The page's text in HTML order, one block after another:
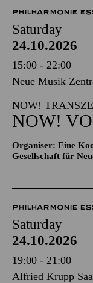
PHILHARMONIE
Saturday
24.10.2026
15:00 - 22:00
Neue Musik
NOW!
NOW!
Organiser: Eine
Gesellschaft für
PHILHARMONIE
Saturday
24.10.2026
19:00 - 21:00
Alfried Krupp